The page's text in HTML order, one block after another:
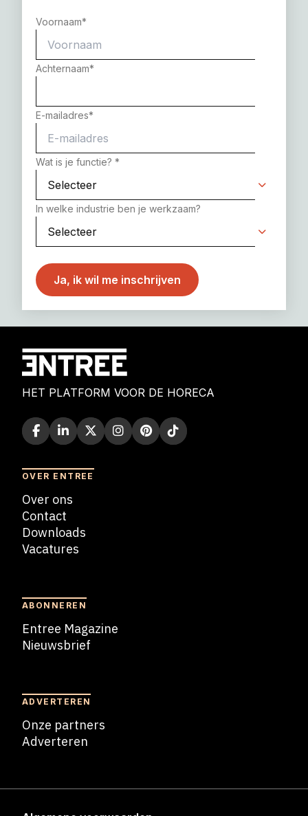
Voornaam*
Achternaam*
E-mailadres*
Wat is je functie? *
In welke industrie ben je werkzaam?
HET PLATFORM VOOR DE HORECA
OVER ENTREE
Over ons
Contact
Downloads
Vacatures
ABONNEREN
Entree Magazine
Nieuwsbrief
ADVERTEREN
Onze partners
Adverteren